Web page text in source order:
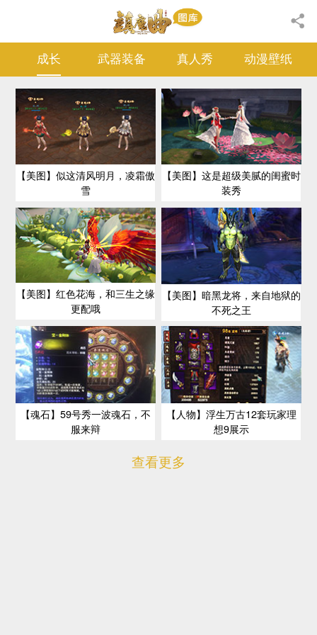
成长 武器装备 真人秀 动漫壁纸
【美图】似这清风明月，凌霜傲
雪
【美图】这是超级美腻的闺蜜时
装秀
【美图】红色花海，和三生之缘
更配哦
【美图】暗黑龙将，来自地狱的
不死之王
【魂石】59号秀一波魂石，不
服来辩
【人物】浮生万古12套玩家理
想9展示
查看更多